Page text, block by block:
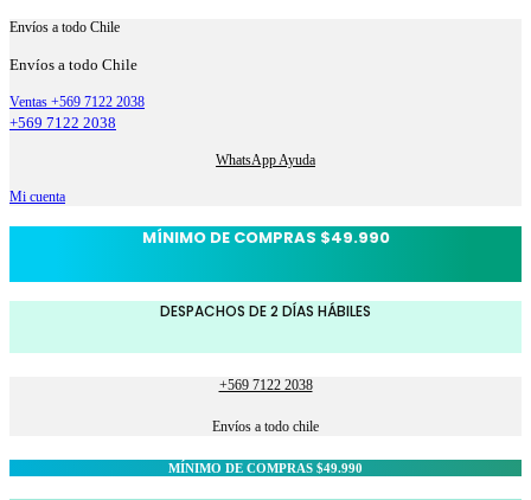
Envíos a todo Chile
Envíos a todo Chile
Ventas +569 7122 2038
+569 7122 2038
WhatsApp Ayuda
Mi cuenta
MÍNIMO DE COMPRAS $49.990
DESPACHOS DE 2 DÍAS HÁBILES
+569 7122 2038
Envíos a todo chile
MÍNIMO DE COMPRAS $49.990